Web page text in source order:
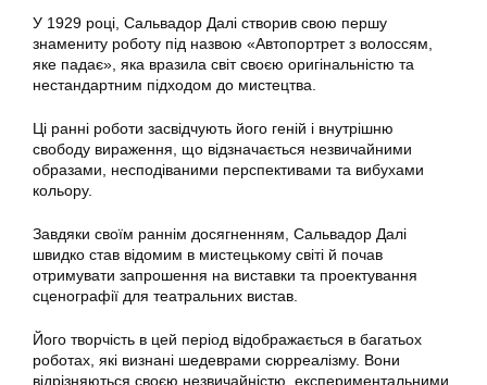
У 1929 році, Сальвадор Далі створив свою першу
знамениту роботу під назвою «Автопортрет з волоссям,
яке падає», яка вразила світ своєю оригінальністю та
нестандартним підходом до мистецтва.
Ці ранні роботи засвідчують його геній і внутрішню
свободу вираження, що відзначається незвичайними
образами, несподіваними перспективами та вибухами
кольору.
Завдяки своїм раннім досягненням, Сальвадор Далі
швидко став відомим в мистецькому світі й почав
отримувати запрошення на виставки та проектування
сценографії для театральних вистав.
Його творчість в цей період відображається в багатьох
роботах, які визнані шедеврами сюрреалізму. Вони
відрізняються своєю незвичайністю, експериментальними